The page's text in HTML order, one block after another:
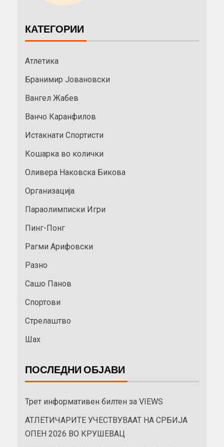
КАТЕГОРИИ
Атлетика
Бранимир Јовановски
Вангел Жабев
Ванчо Каранфилов
Истакнати Спортисти
Кошарка во колички
Оливера Наковска Бикова
Организација
Параолимписки Игри
Пинг-Понг
Рагми Арифовски
Разно
Сашо Панов
Спортови
Стрелаштво
Шах
ПОСЛЕДНИ ОБЈАВИ
Трет информативен билтен за VIEWS
АТЛЕТИЧАРИТЕ УЧЕСТВУВААТ НА СРБИЈА
ОПЕН 2026 ВО КРУШЕВАЦ